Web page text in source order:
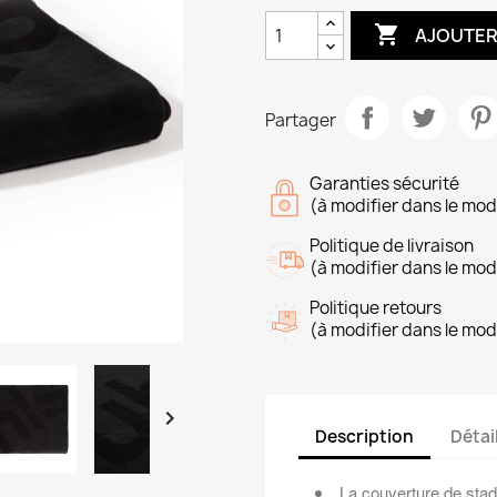


Partager
Garanties sécurité
(à modifier dans le
Politique de livraison
(à modifier dans le
Politique retours
(à modifier dans le
Description
La couverture de